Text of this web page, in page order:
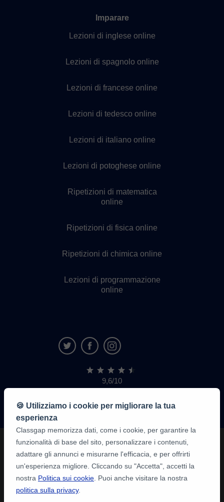
Imparare
Lezioni di inglese online
Lezioni di spagnolo online
Lezioni di francese online
Lezioni di tedesco online
Lezioni di italiano online
Lezioni di potoghese online
Ripetizioni di matematica
online
Ripetizioni di fisica online
Ripetizioni di chimica online
Lezioni di programmazione
online
9,6/10
1.339.284
recensioni
di
alunni
🍪 Utilizziamo i cookie per migliorare la tua
esperienza
Classgap memorizza dati, come i cookie, per garantire la
funzionalità di base del sito, personalizzare i contenuti,
adattare gli annunci e misurarne l'efficacia, e per offrirti
un'esperienza migliore. Cliccando su "Accetta", accetti la
nostra Politica sui cookie . Puoi anche visitare la nostra
politica sulla privacy.